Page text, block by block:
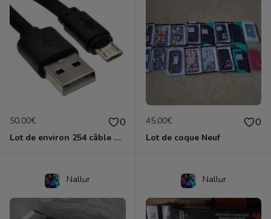
50.00€ 0
Lot de environ 254 câble micro usb et prise neuf câble micro usb et prise neuf
45.00€ 0
Lot de coque Neuf
Nallur Nallur